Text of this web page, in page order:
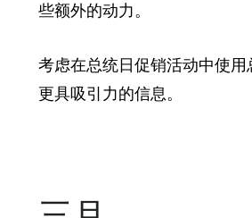
些额外的动力。
考虑在总统日促销活动中使用
更具吸引力的信息。